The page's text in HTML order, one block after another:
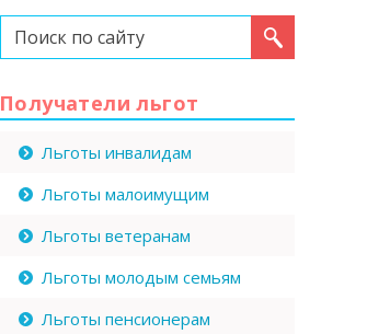
Искать...
Получатели льгот
Льготы инвалидам
Льготы малоимущим
Льготы ветеранам
Льготы молодым семьям
Льготы пенсионерам